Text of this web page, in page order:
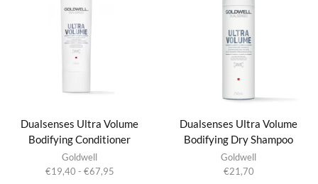
Dualsenses Ultra Volume
Bodifying Conditioner
Goldwell
€19,40 - €67,95Prijsklasse:
heeft
meerdere
Dualsenses Ultra Volume
Bodifying Dry Shampoo
Goldwell
€21,70